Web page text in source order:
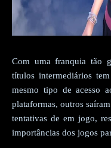
Com uma franquia tão
títulos intermediários
mesmo tipo de acesso
plataformas, outros
tentativas de em jogo,
importâncias dos jogos